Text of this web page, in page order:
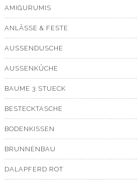
AMIGURUMIS
ANLÄSSE & FESTE
AUSSENDUSCHE
AUSSENKÜCHE
BAUME 3 STUECK
BESTECKTASCHE
BODENKISSEN
BRUNNENBAU
DALAPFERD ROT